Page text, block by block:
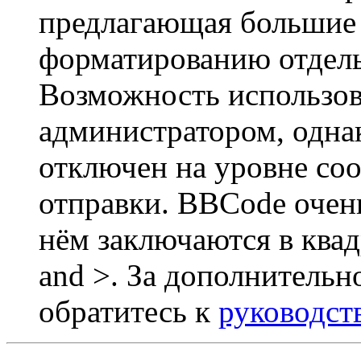
предлагающая
форматированию
Возможность
администратором,
отключен на уровне
отправки. BBCode
нём заключаются в
and >. За
обратитесь к